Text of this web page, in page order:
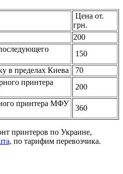
Цена от.
грн.
200
150
в пределах Киева
70
принтера
200
принтера МФУ
360
принтеров по Украине,
по тарифим перевозчика.